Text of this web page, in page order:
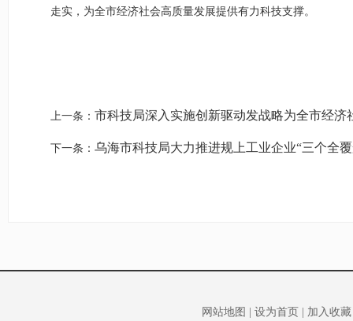
走实，为全市经济社会高质量发展提供有力科技支撑。
上一条： 市科技局深入实施创新驱动发战略为全市经济
下一条： 乌海市科技局大力推进规上工业企业“三个全
网站地图 设为首页 加入收藏